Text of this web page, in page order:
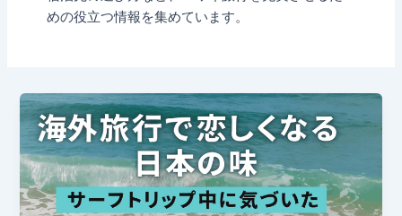
めの役立つ情報を集めています。